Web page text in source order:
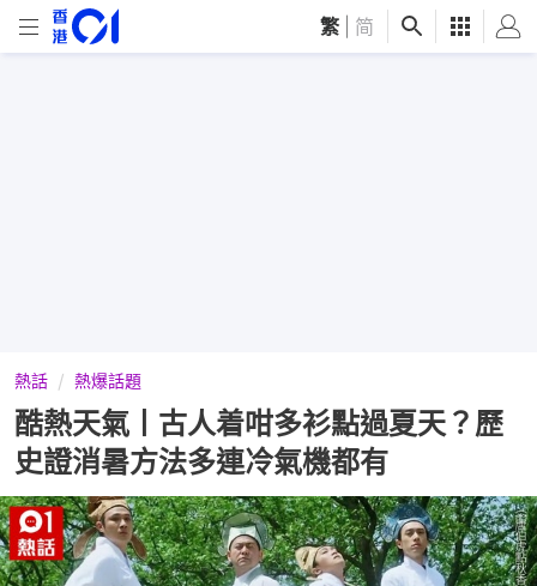
繁 简
熱話 熱爆話題
酷熱天氣丨古人着咁多衫點過夏天？歷
史證消暑方法多連冷氣機都有